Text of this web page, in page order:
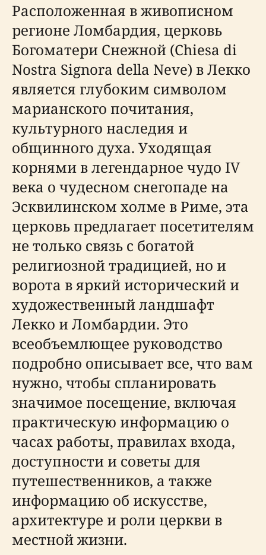
Расположенная в живописном
регионе Ломбардия, церковь
Богоматери Снежной (Chiesa di
Nostra Signora della Neve) в Лекко
является глубоким символом
марианского почитания,
культурного наследия и
общинного духа. Уходящая
корнями в легендарное чудо IV
века о чудесном снегопаде на
Эсквилинском холме в Риме, эта
церковь предлагает посетителям
не только связь с богатой
религиозной традицией, но и
ворота в яркий исторический и
художественный ландшафт
Лекко и Ломбардии. Это
всеобъемлющее руководство
подробно описывает все, что вам
нужно, чтобы спланировать
значимое посещение, включая
практическую информацию о
часах работы, правилах входа,
доступности и советы для
путешественников, а также
информацию об искусстве,
архитектуре и роли церкви в
местной жизни.